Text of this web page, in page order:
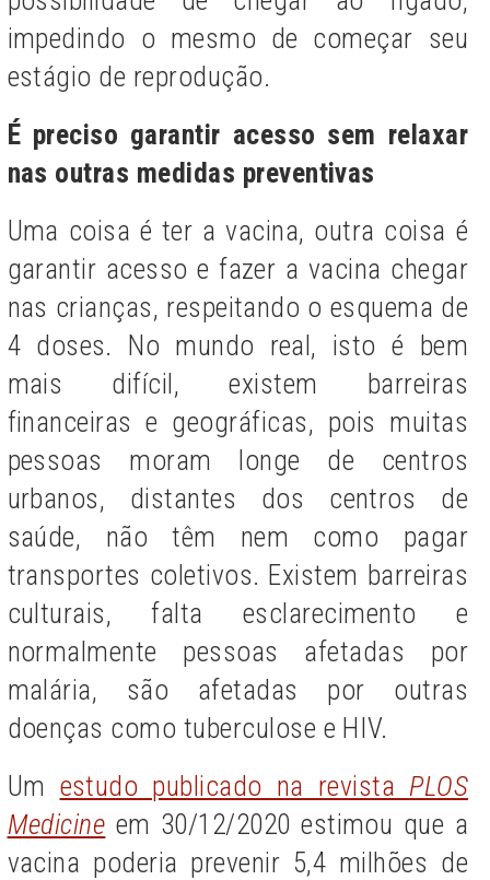
impedindo o mesmo de começar seu
estágio de reprodução.
É preciso garantir acesso sem relaxar
nas outras medidas preventivas
Uma coisa é ter a vacina, outra coisa é
garantir acesso e fazer a vacina chegar
nas crianças, respeitando o esquema de
4 doses. No mundo real, isto é bem
mais difícil, existem barreiras
financeiras e geográficas, pois muitas
pessoas moram longe de centros
urbanos, distantes dos centros de
saúde, não têm nem como pagar
transportes coletivos. Existem barreiras
culturais, falta esclarecimento e
normalmente pessoas afetadas por
malária, são afetadas por outras
doenças como tuberculose e HIV.
Um estudo publicado na revista PLOS
Medicine em 30/12/2020 estimou que a
vacina poderia prevenir 5,4 milhões de